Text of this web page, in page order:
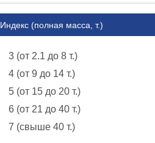
Индекс (полная масса, т.)
3 (от 2.1 до 8 т.)
4 (от 9 до 14 т.)
5 (от 15 до 20 т.)
6 (от 21 до 40 т.)
7 (свыше 40 т.)